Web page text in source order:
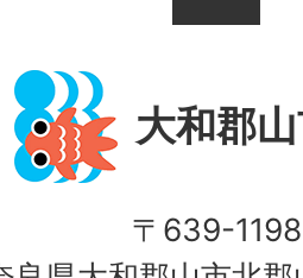
大和郡
〒639-1198